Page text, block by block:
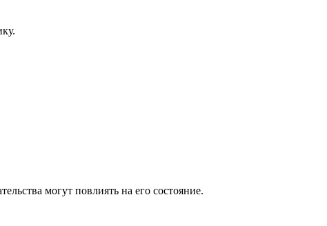
могут повлиять на его состояние.